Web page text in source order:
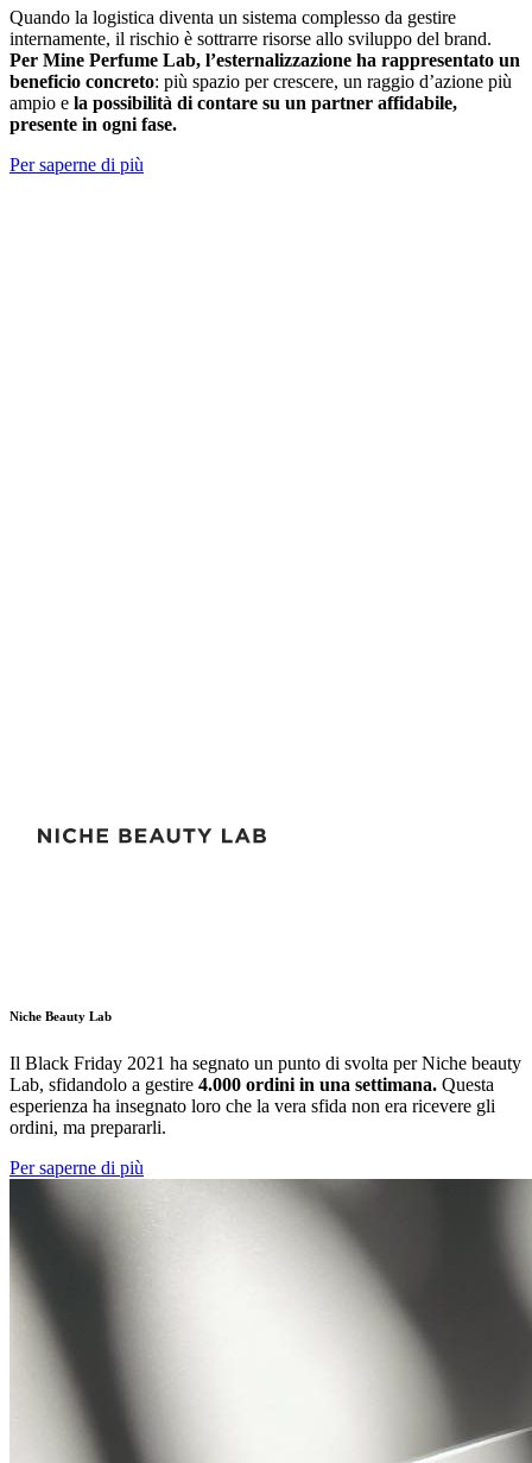
Quando la logistica diventa un sistema complesso da gestire
internamente, il rischio è sottrarre risorse allo sviluppo del brand.
Per Mine Perfume Lab, l’esternalizzazione ha rappresentato un
beneficio concreto: più spazio per crescere, un raggio d’azione più
ampio e la possibilità di contare su un partner affidabile,
presente in ogni fase.
Per saperne di più
Niche Beauty Lab
Il Black Friday 2021 ha segnato un punto di svolta per Niche beauty
Lab, sfidandolo a gestire 4.000 ordini in una settimana. Questa
esperienza ha insegnato loro che la vera sfida non era ricevere gli
ordini, ma prepararli.
Per saperne di più